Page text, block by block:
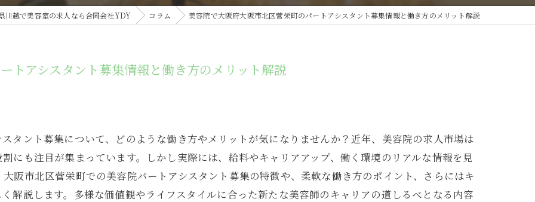
川越で美容室の求人なら合同会社YDY コラム 美容院で大阪府大阪市北区菅栄町のパートアシスタント募集情報と働き方のメリット解説
トアシスタント募集情報と働き方のメリット解説
タント募集について、どのような働き方やメリットが気になりませんか？近年、美容院の求人市場は
にも注目が集まっています。しかし実際には、給料やキャリアアップ、働く環境のリアルな情報を見
阪市北区菅栄町での美容院パートアシスタント募集の特徴や、柔軟な働き方のポイント、さらにはキ
解説します。多様な価値観やライフスタイルに合った新たな美容師のキャリアの道しるべとなる内容